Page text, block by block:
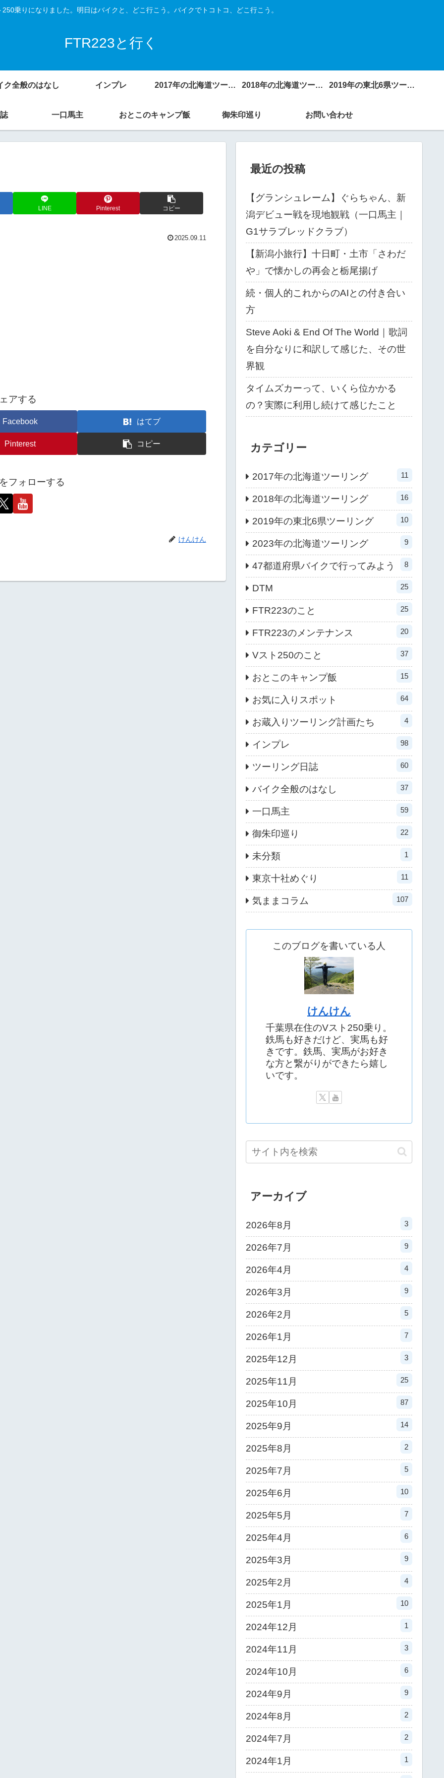
乗りになりました。明日はバイクと、どこ行こう。バイクでトコトコ、どこ行こう。
FTR223と行く
ク全般のはなし インプレ 2017年の北海道ツーリング 2018年の北海道ツーリング 2019年の東北6県ツーリング
一口馬主 おとこのキャンプ飯 御朱印巡り お問い合わせ
LINE Pinterest コピー
2025.09.11
アする
Facebook はてブ
Pinterest コピー
フォローする
けんけん
最近の投稿
【グランシュレーム】ぐらちゃん、新
潟デビュー戦を現地観戦（一口馬主｜
G1サラブレッドクラブ）
【新潟小旅行】十日町・土市「さわだ
や」で懐かしの再会と栃尾揚げ
続・個人的これからのAIとの付き合い
方
Steve Aoki & End Of The World｜歌詞
を自分なりに和訳して感じた、その世
界観
タイムズカーって、いくら位かかる
の？実際に利用し続けて感じたこと
カテゴリー
2017年の北海道ツーリング 11
2018年の北海道ツーリング 16
2019年の東北6県ツーリング 10
2023年の北海道ツーリング 9
47都道府県バイクで行ってみよう 8
DTM 25
FTR223のこと 25
FTR223のメンテナンス 20
Vスト250のこと 37
おとこのキャンプ飯 15
お気に入りスポット 64
お蔵入りツーリング計画たち 4
インプレ 98
ツーリング日誌 60
バイク全般のはなし 37
一口馬主 59
御朱印巡り 22
未分類 1
東京十社めぐり 11
気ままコラム 107
このブログを書いている人
けんけん
千葉県在住のVスト250乗り。
鉄馬も好きだけど、実馬も好
きです。鉄馬、実馬がお好き
な方と繋がりができたら嬉し
いです。
アーカイブ
2026年8月 3
2026年7月 9
2026年4月 4
2026年3月 9
2026年2月 5
2026年1月 7
2025年12月 3
2025年11月 25
2025年10月 87
2025年9月 14
2025年8月 2
2025年7月 5
2025年6月 10
2025年5月 7
2025年4月 6
2025年3月 9
2025年2月 4
2025年1月 10
2024年12月 1
2024年11月 3
2024年10月 6
2024年9月 9
2024年8月 2
2024年7月 2
2024年1月 1